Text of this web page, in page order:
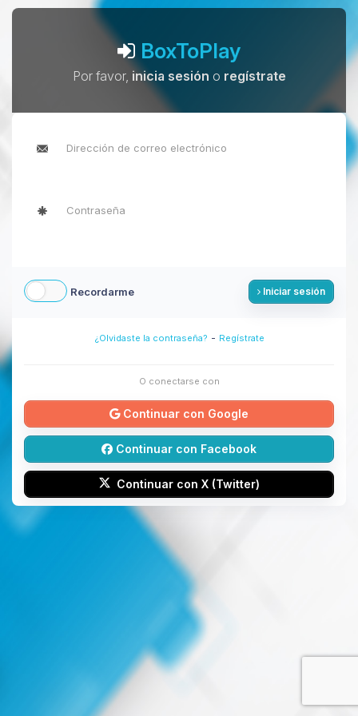
BoxToPlay
Por favor, inicia sesión o regístrate
Recordarme Iniciar sesión
¿Olvidaste la contraseña? - Regístrate
O conectarse con
Continuar con Google
Continuar con Facebook
Continuar con X (Twitter)